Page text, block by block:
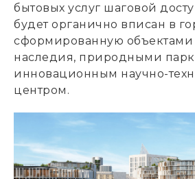
бытовых услуг шаговой
будет органично вписан в
сформированную
наследия, природными
инновационным научно-
центром.